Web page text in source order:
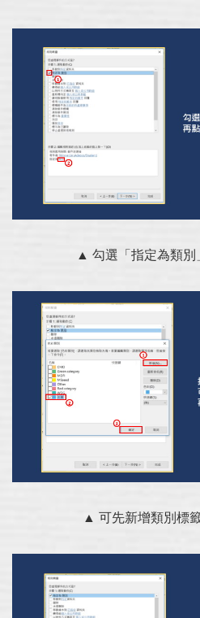
▲ 勾選「指定為類別
▲ 可先新增類別標